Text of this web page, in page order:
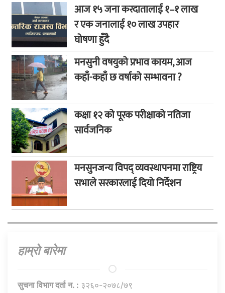
आज १५ जना करदातालाई १–१ लाख
र एक जनालाई १० लाख उपहार
घोषणा हुँदै
मनसुनी वषयुको प्रभाव कायम, आज
कहाँ-कहाँ छ वर्षाको सम्भावना ?
कक्षा १२ को पूरक परीक्षाको नतिजा
सार्वजनिक
मनसुनजन्य विपद् व्यवस्थापनमा राष्ट्रिय
सभाले सरकारलाई दियो निर्देशन
हाम्राे बारेमा
सुचना विभाग दर्ता न. : ३२६०-२०७८/७९